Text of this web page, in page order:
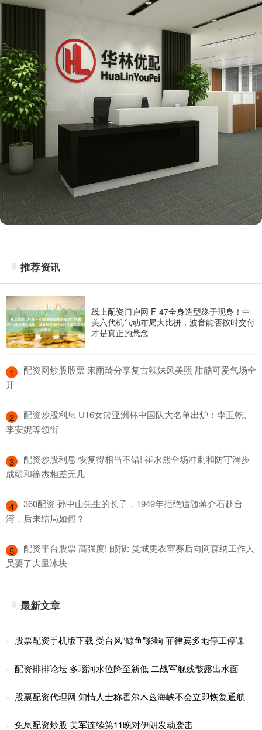
推荐资讯
线上配资门户网 F-47全身造型终于现身！中
美六代机气动布局大比拼，波音能否按时交付
才是真正的悬念
1
​配资网炒股股票 宋雨琦分享复古辣妹风美照 甜酷可爱气场全
开
2
​配资炒股利息 U16女篮亚洲杯中国队大名单出炉：李玉乾、
李安妮等领衔
3
​配资炒股利息 恢复得相当不错! 崔永熙全场冲刺和防守滑步
成绩和徐杰相差无几
4
​360配资 孙中山先生的长子，1949年拒绝追随蒋介石赴台
湾，后来结局如何？
5
​配资平台股票 高强度! 邮报: 曼城更衣室赛后向阿森纳工作人
员要了大量冰块
最新文章
股票配资手机版下载 受台风“鲸鱼”影响 菲律宾多地停工停课
配资排排论坛 多瑙河水位降至新低 二战军舰残骸露出水面
股票配资代理网 知情人士称霍尔木兹海峡不会立即恢复通航
免息配资炒股 美军连续第11晚对伊朗发动袭击